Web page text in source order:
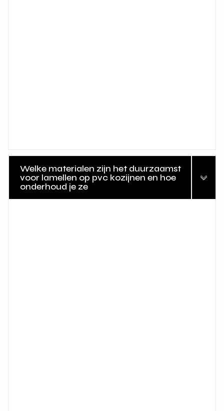
Welke materialen zijn het duurzaamst
voor lamellen op pvc kozijnen en hoe
onderhoud je ze